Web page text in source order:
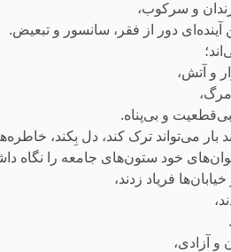
و سرکوب،
آینده‌ای دور از فقر، سانسور و تبعیض.
و آتش،
و بی‌پناه.
می‌تواند ترک کند، دل بِکند، خاطره‌ها
خود ستون‌های جامعه را نگاه
فریاد زدند،
و آزادی،